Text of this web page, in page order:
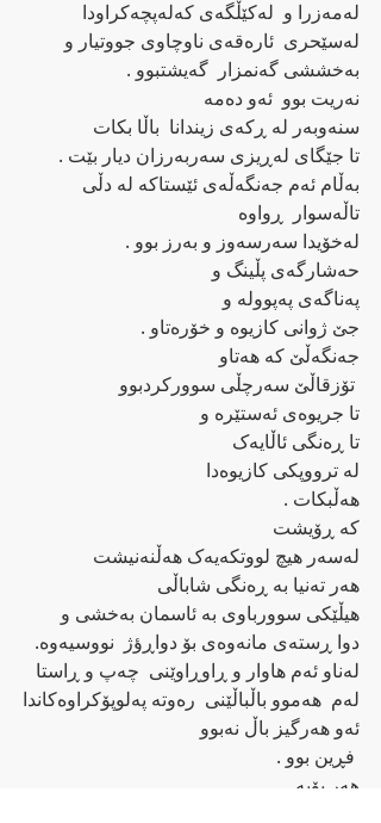
له‌مه‌زرا و  له‌کێڵگه‌ی که‌له‌پچه‌کراودا
له‌سێحری  ئاره‌قه‌ی ناوچاوی جووتیار و
به‌خششی گه‌نمزار  گه‌یشتبوو .
نه‌ریت بوو  ئه‌و ده‌مه‌
سنه‌وبه‌ر له ‌ڕکه‌ی زیندانا  باڵا بکات
تا جێگای له‌ڕیزی سه‌ربه‌رزان دیار بێت .
به‌ڵام ئه‌م جه‌نگه‌ڵه‌ی ئێستاکه ‌له ‌دڵی
تاڵه‌سوار  ڕواوه‌
له‌خۆیدا سه‌رسه‌وز و به‌رز بوو .
حه‌شارگه‌ی پڵینگ و
په‌ناگه‌ی په‌پووله‌ و
جێ ژوانی کازیوه‌ و خۆره‌تاو ‌.
جه‌نگه‌ڵێ که ‌هه‌تاو
تا جریوه‌ی ئه‌ستێره‌ و
تا ڕه‌نگی ئاڵایه‌ک
له‌ ترووپکی کازیوه‌دا‌
هه‌ڵبکات .
که ‌ڕۆیشت
له‌سه‌ر هیچ لووتکه‌یه‌ک هه‌ڵنه‌نیشت
هه‌ر ته‌نیا به ‌ڕه‌نگی شاباڵی
هیڵێکی سوورباوی به‌ ‌ئاسمان به‌خشی و
دوا ڕسته‌ی مانه‌وه‌ی بۆ دواڕؤژ  نووسیه‌وه‌.
له‌ناو ئه‌م هاوار و ڕاوڕاوێنی  چه‌پ و ڕاستا
له‌م  هه‌موو باڵباڵێنی  ره‌وته‌ په‌لوپۆکراوه‌کاندا
ئه‌و هه‌رگیز باڵ نه‌بوو
هه‌ر بۆیه‌